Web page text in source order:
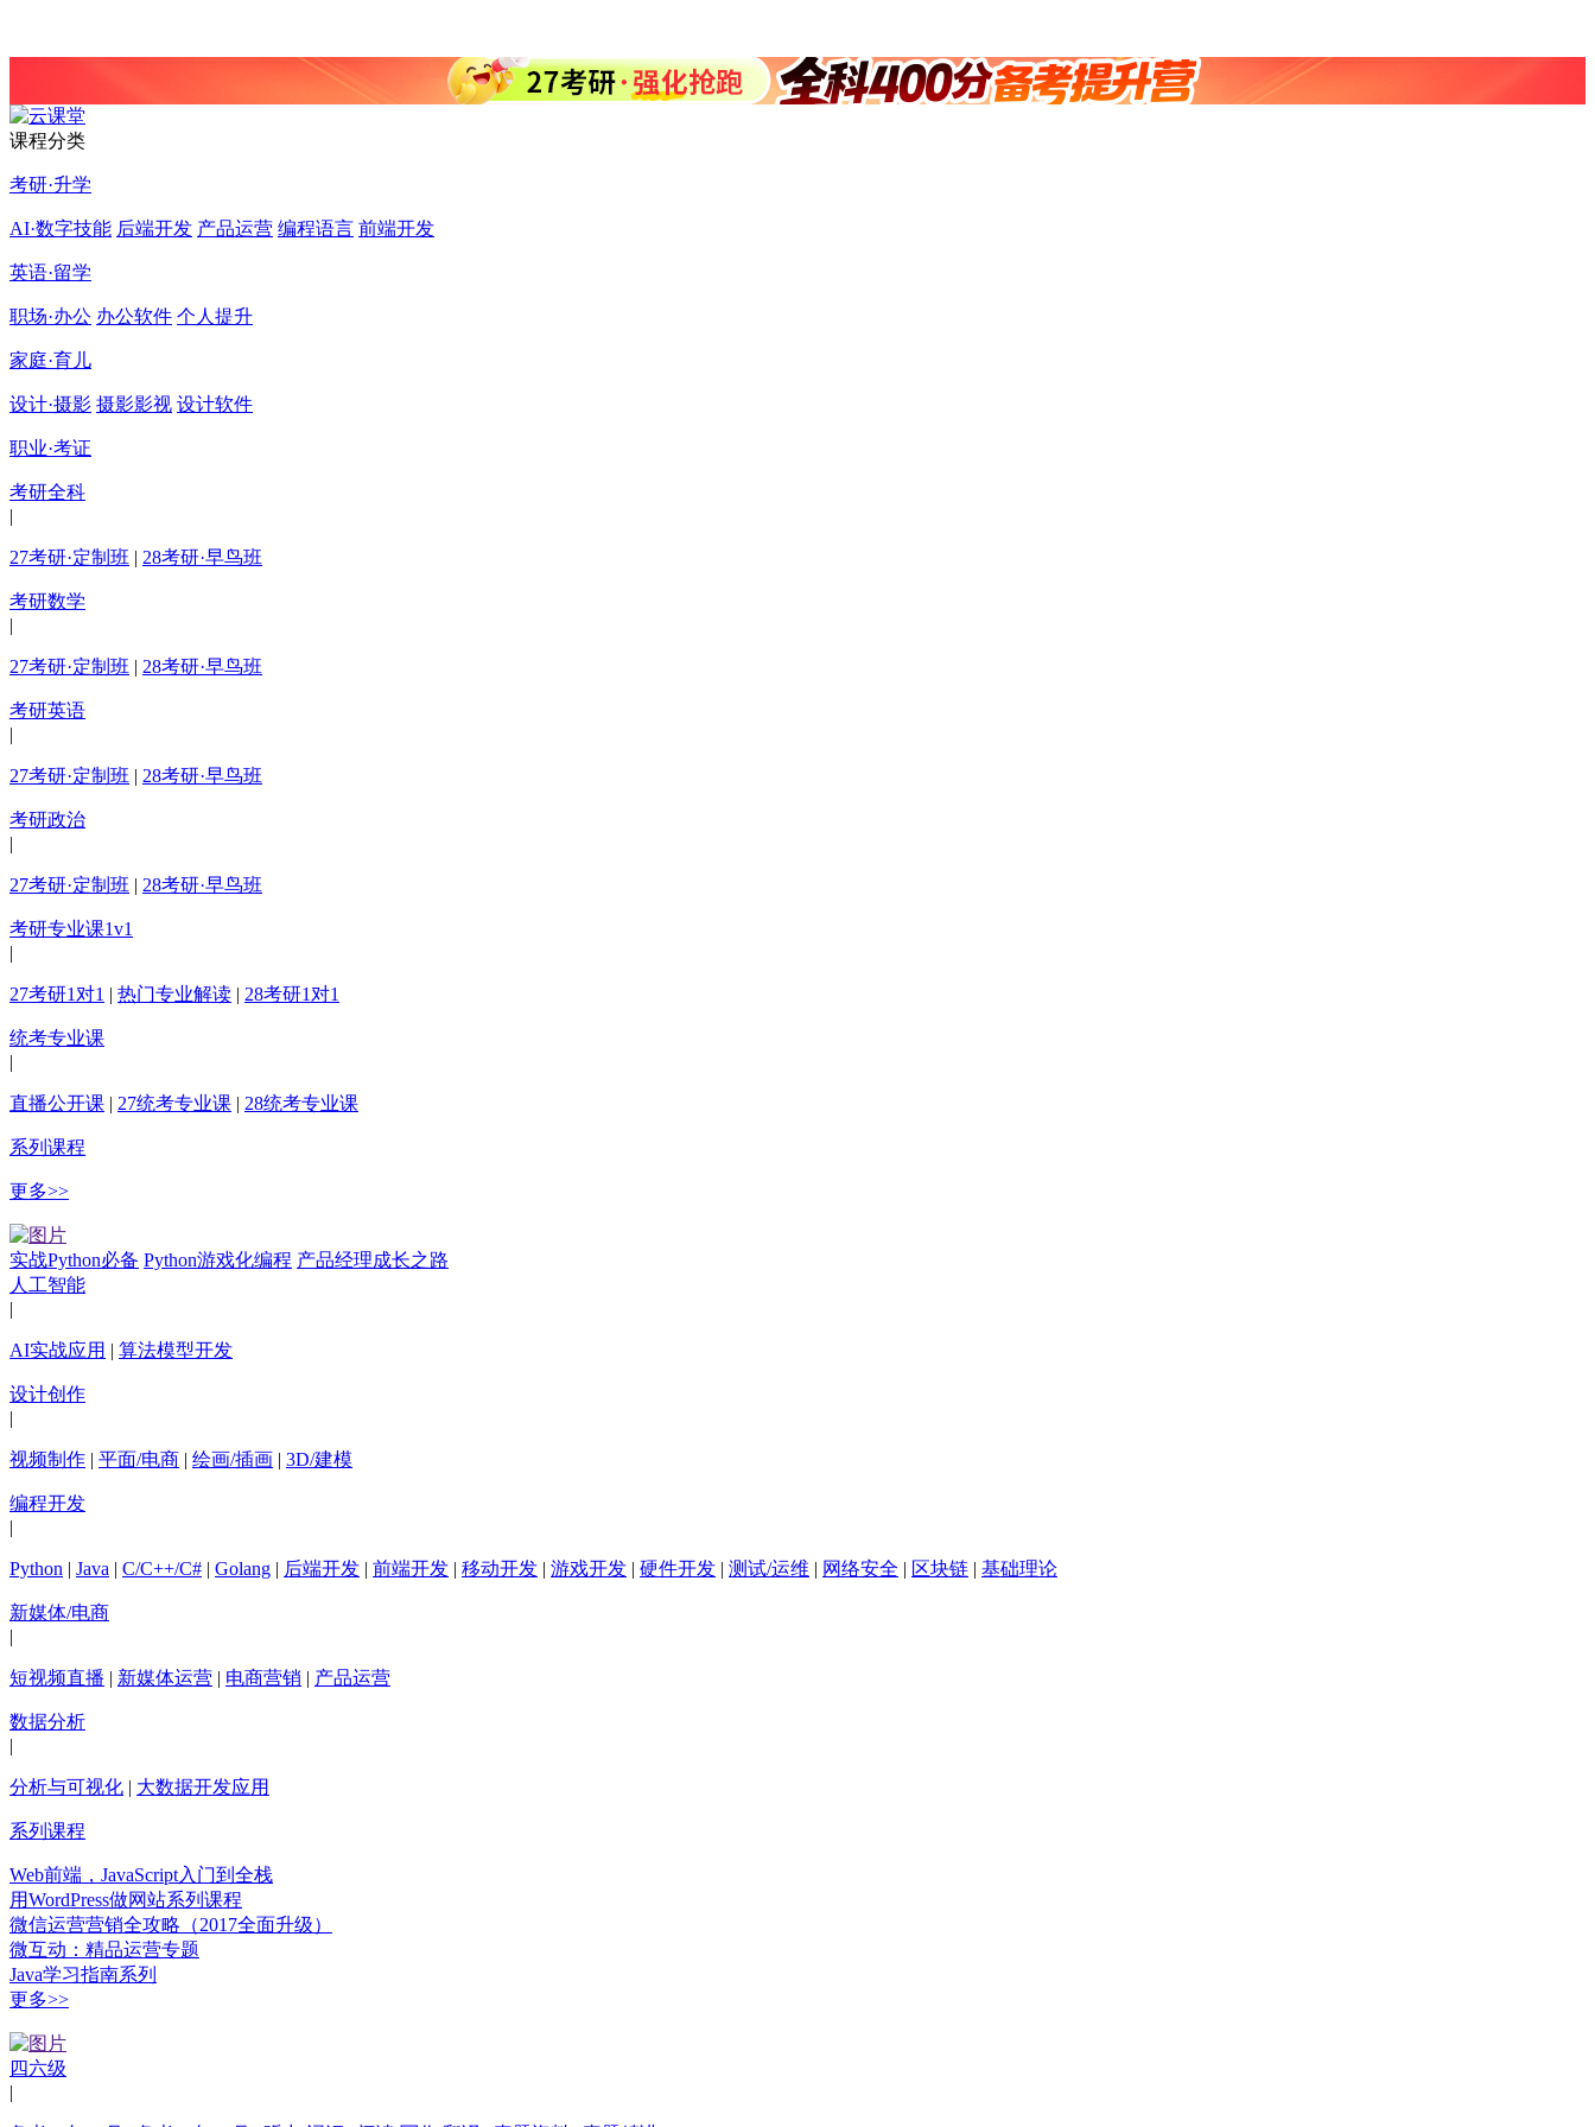
课程分类
考研·升学
AI·数字技能 后端开发 产品运营 编程语言 前端开发
英语·留学
职场·办公 办公软件 个人提升
家庭·育儿
设计·摄影 摄影影视 设计软件
职业·考证
考研全科
|
27考研·定制班 | 28考研·早鸟班
考研数学
|
27考研·定制班 | 28考研·早鸟班
考研英语
|
27考研·定制班 | 28考研·早鸟班
考研政治
|
27考研·定制班 | 28考研·早鸟班
考研专业课1v1
|
27考研1对1 | 热门专业解读 | 28考研1对1
统考专业课
|
直播公开课 | 27统考专业课 | 28统考专业课
系列课程
更多>>
实战Python必备 Python游戏化编程 产品经理成长之路
人工智能
|
AI实战应用 | 算法模型开发
设计创作
|
视频制作 | 平面/电商 | 绘画/插画 | 3D/建模
编程开发
|
Python | Java | C/C++/C# | Golang | 后端开发 | 前端开发 | 移动开发 | 游戏开发 | 硬件开发 | 测试/运维 | 网络安全 | 区块链 | 基础理论
新媒体/电商
|
短视频直播 | 新媒体运营 | 电商营销 | 产品运营
数据分析
|
分析与可视化 | 大数据开发应用
系列课程
Web前端，JavaScript入门到全栈
用WordPress做网站系列课程
微信运营营销全攻略（2017全面升级）
微互动：精品运营专题
Java学习指南系列
更多>>
四六级
|